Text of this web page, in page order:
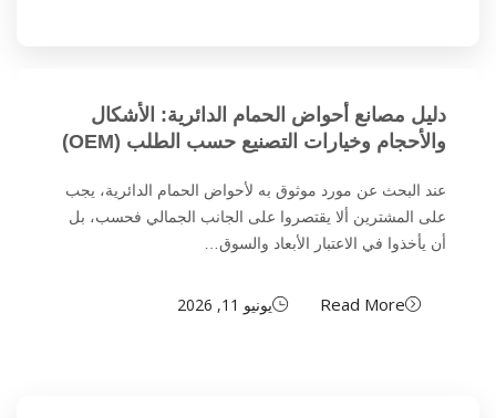
دليل مصانع أحواض الحمام الدائرية: الأشكال
والأحجام وخيارات التصنيع حسب الطلب (OEM)
عند البحث عن مورد موثوق به لأحواض الحمام الدائرية، يجب
على المشترين ألا يقتصروا على الجانب الجمالي فحسب، بل
أن يأخذوا في الاعتبار الأبعاد والسوق…
Read More يونيو 11, 2026